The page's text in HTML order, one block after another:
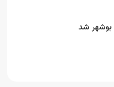
بوشهر شد